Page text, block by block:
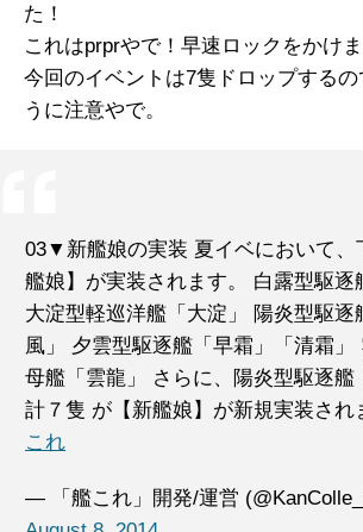
た！
これはprprやで！早速ロックをかけま
今回のイベントは7隻ドロップするの
うに注意やで。
03▼新艦娘の実装 夏イベにおいて、
艦娘】が実装されます。 白露型駆逐
大淀型軽巡洋艦「大淀」 陽炎型駆逐
風」 夕雲型駆逐艦「早霜」「清霜」
母艦「雲龍」 さらに、陽炎型駆逐艦
計７隻 が【新艦娘】が新規実装され
これ
— 「艦これ」開発/運営